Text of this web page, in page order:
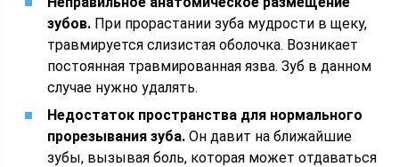
зубов. При прорастании зуба мудрости в щеку,
травмируется слизистая оболочка. Возникает
постоянная травмированная язва. Зуб в данном
случае нужно удалять.
Недостаток пространства для нормального
прорезывания зуба. Он давит на ближайшие
зубы, вызывая боль, которая может отдаваться